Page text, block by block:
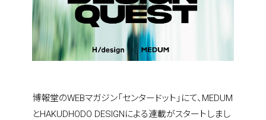
博報堂のWEBマガジン「センタードット」にて、MEDUM
とHAKUDHODO DESIGNによる連載がスタートしまし